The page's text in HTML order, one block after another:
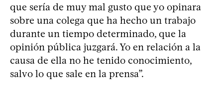
que sería de muy mal gusto que yo opinara
sobre una colega que ha hecho un trabajo
durante un tiempo determinado, que la
opinión pública juzgará. Yo en relación a la
causa de ella no he tenido conocimiento,
salvo lo que sale en la prensa”.